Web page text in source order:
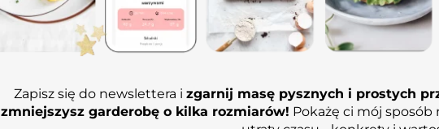
Zapisz się do newslettera i zgarnij masę pysznych i prostych
zmniejszysz garderobę o kilka rozmiarów! Pokażę ci mój